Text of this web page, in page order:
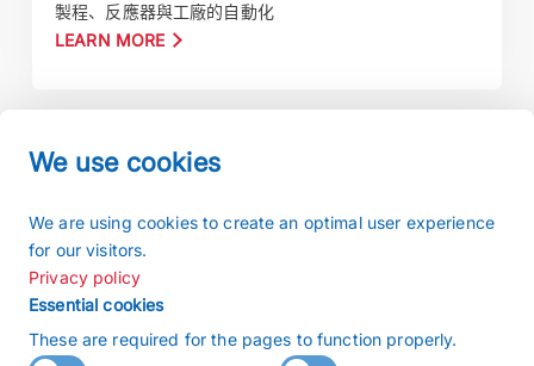
製程、反應器與工廠的自動化
LEARN MORE
压力反应釜/搅拌高压釜 产品筛
选
We use cookies
We are using cookies to create an optimal user experience
for our visitors.
Privacy policy
Essential cookies
These are required for the pages to function properly.